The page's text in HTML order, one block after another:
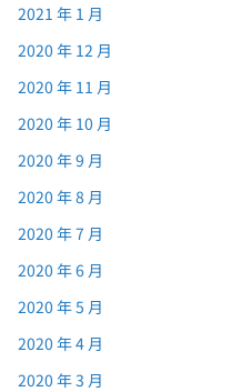
2021 年 1 月
2020 年 12 月
2020 年 11 月
2020 年 10 月
2020 年 9 月
2020 年 8 月
2020 年 7 月
2020 年 6 月
2020 年 5 月
2020 年 4 月
2020 年 3 月